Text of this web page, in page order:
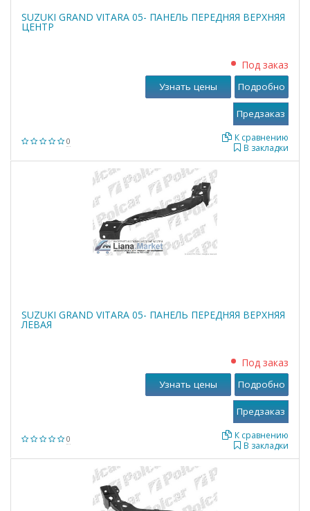
SUZUKI GRAND VITARA 05- ПАНЕЛЬ ПЕРЕДНЯЯ ВЕРХНЯЯ
ЦЕНТР
0
Под заказ
В закладки
К сравнению
Узнать цены Подробно
SUZUKI GRAND VITARA 05- ПАНЕЛЬ ПЕРЕДНЯЯ ВЕРХНЯЯ
ЛЕВАЯ
0
Под заказ
В закладки
К сравнению
Узнать цены Подробно